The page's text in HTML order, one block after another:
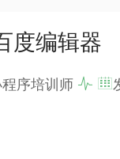
度编辑器
序培训师